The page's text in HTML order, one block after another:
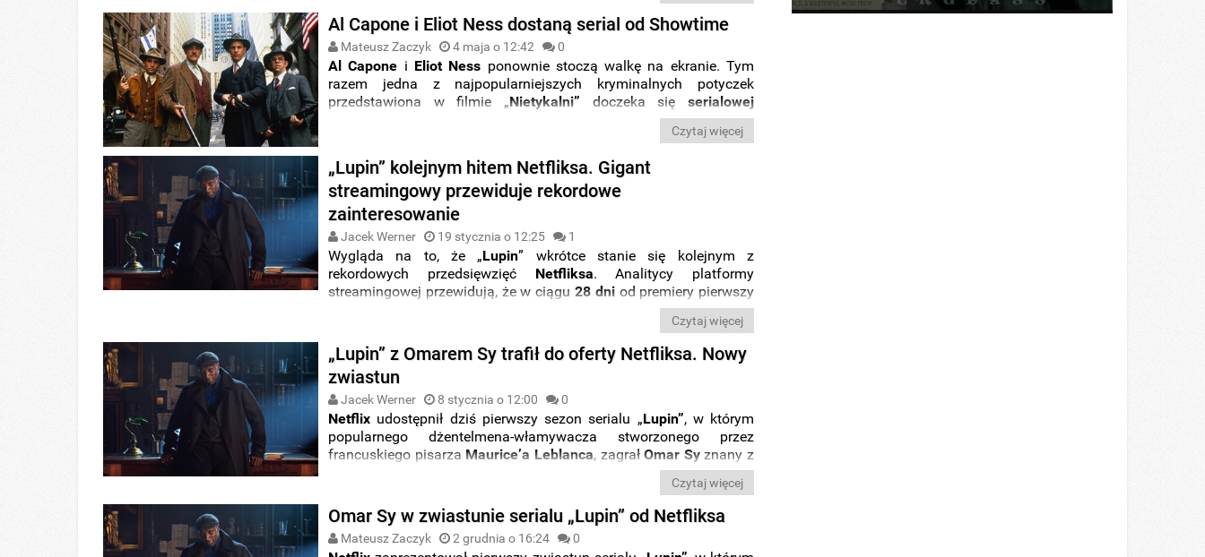
Al Capone i Eliot Ness dostaną serial od Showtime
Mateusz Zaczyk 4 maja o 12:42 0
Al Capone i Eliot Ness ponownie stoczą walkę na ekranie. Tym
razem jedna z najpopularniejszych kryminalnych potyczek
przedstawiona w filmie „Nietykalni” doczeka sięserialowej
Czytaj więcej
„Lupin” kolejnym hitem Netfliksa. Gigant
streamingowy przewiduje rekordowe
zainteresowanie
Jacek Werner 19 stycznia o 12:25 1
Wygląda na to, że „Lupin” wkrótce stanie się kolejnym z
rekordowych przedsięwzięć Netfliksa. Analitycy platformy
streamingowej przewidują, że w ciągu 28 dniod premiery pierwszy
70 milionów użytkowników.
Czytaj więcej
„Lupin” z Omarem Sy trafił do oferty Netfliksa. Nowy
zwiastun
Jacek Werner 8 stycznia o 12:00 0
Netflix udostępnił dziś pierwszy sezon serialu „Lupin”, w którym
popularnego dżentelmena-włamywacza stworzonego przez
francuskiego pisarza Maurice’a Leblanca, zagrałOmar Syznany z
. Z okazji debiutu w ramach oferty platformy,
Czytaj więcej
Omar Sy w zwiastunie serialu „Lupin” od Netfliksa
Mateusz Zaczyk 2 grudnia o 16:24 0